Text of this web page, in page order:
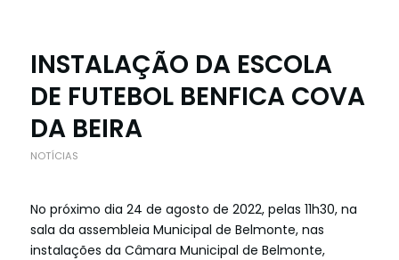
INSTALAÇÃO DA ESCOLA
DE FUTEBOL BENFICA COVA
DA BEIRA
NOTÍCIAS
No próximo dia 24 de agosto de 2022, pelas 11h30, na
sala da assembleia Municipal de Belmonte, nas
instalações da Câmara Municipal de Belmonte,